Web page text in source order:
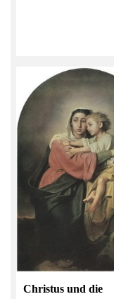
Christus und die